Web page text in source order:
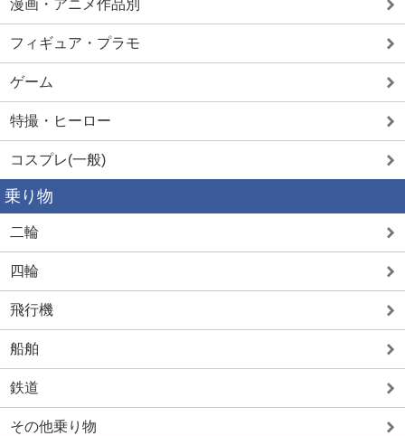
漫画・アニメ作品別
フィギュア・プラモ
ゲーム
特撮・ヒーロー
コスプレ(一般)
乗り物
二輪
四輪
飛行機
船舶
鉄道
その他乗り物